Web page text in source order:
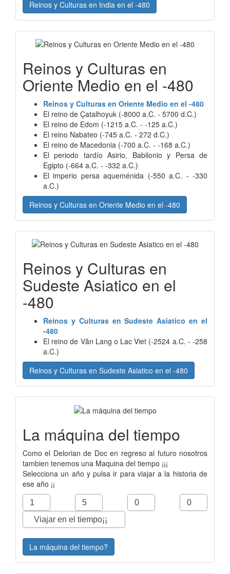
Reinos y Culturas en India en el -480
Reinos y Culturas en
Oriente Medio en el -480
Reinos y Culturas en Oriente Medio en el -480
El reino de Çatalhoyuk (-8000 a.C. - 5700 d.C.)
El reino de Edom (-1215 a.C. - -125 a.C.)
El reino Nabateo (-745 a.C. - 272 d.C.)
El reino de Macedonia (-700 a.C. - -168 a.C.)
El periodo tardío Asirio, Babilonio y Persa de
Egipto (-664 a.C. - -332 a.C.)
El imperio persa aqueménida (-550 a.C. - -330
a.C.)
Reinos y Culturas en Oriente Medio en el -480
Reinos y Culturas en
Sudeste Asiatico en el
-480
Reinos y Culturas en Sudeste Asiatico en el
-480
El reino de Văn Lang o Lac Viet (-2524 a.C. - -258
a.C.)
Reinos y Culturas en Sudeste Asiatico en el -480
La máquina del tiempo
Como el Delorian de Doc en regreso al futuro nosotros
tambien tenemos una Maquina del tiempo ¡¡¡
Selecciona un año y pulsa ir para viajar a la historia de
ese año ¡¡
La máquina del tiempo?